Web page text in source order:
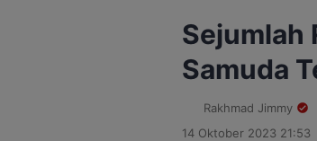
Sejumlah
Samuda
Rakhmad Jimmy
14 Oktober 2023 21:53